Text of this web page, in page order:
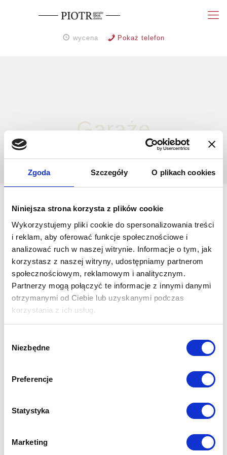
Zgoda Szczegóły O plikach cookies
Niniejsza strona korzysta z plików cookie
Wykorzystujemy pliki cookie do spersonalizowania treści
i reklam, aby oferować funkcje społecznościowe i
analizować ruch w naszej witrynie. Informacje o tym, jak
korzystasz z naszej witryny, udostępniamy partnerom
społecznościowym, reklamowym i analitycznym.
Partnerzy mogą połączyć te informacje z innymi danymi
otrzymanymi od Ciebie lub uzyskanymi podczas
korzystania z ich usług.
zgody
Niezbędne
Preferencje
Statystyka
Marketing
wycena Pokaż telefon
Garaże
UNO jednospadowe
DUO dwuspadowe